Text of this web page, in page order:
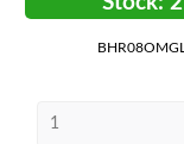
BHR08OMGL